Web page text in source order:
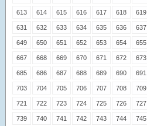
613 614 615 616 617 618 619
631 632 633 634 635 636 637
649 650 651 652 653 654 655
667 668 669 670 671 672 673
685 686 687 688 689 690 691
703 704 705 706 707 708 709
721 722 723 724 725 726 727
739 740 741 742 743 744 745